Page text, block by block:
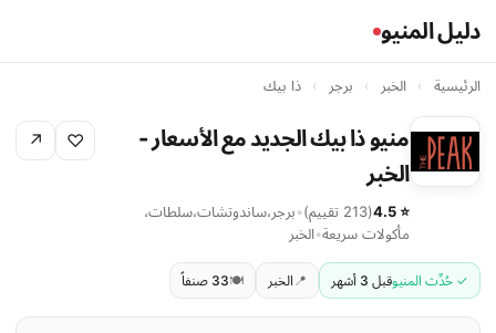
دليل المنيو
الرئيسية › الخبر › برجر › ذا بيك
منيو ذا بيك الجديد مع الأسعار -
الخبر
⭐ 4.5 (213 تقييم) •برجر،ساندوتشات،سلطات،
مأكولات سريعة•الخبر
♡
↗
✓ حُدِّث المنيوقبل 3 أشهر 📍 الخبر 🍽️33 صنفاً